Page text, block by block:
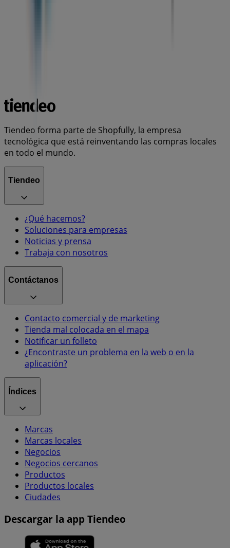
Tiendeo forma parte de Shopfully, la empresa
tecnológica que está reinventando las compras locales
en todo el mundo.
Tiendeo
¿Qué hacemos?
Soluciones para empresas
Noticias y prensa
Trabaja con nosotros
Contáctanos
Contacto comercial y de marketing
Tienda mal colocada en el mapa
Notificar un folleto
¿Encontraste un problema en la web o en la
aplicación?
Índices
Marcas
Marcas locales
Negocios
Negocios cercanos
Productos
Productos locales
Ciudades
Descargar la app Tiendeo